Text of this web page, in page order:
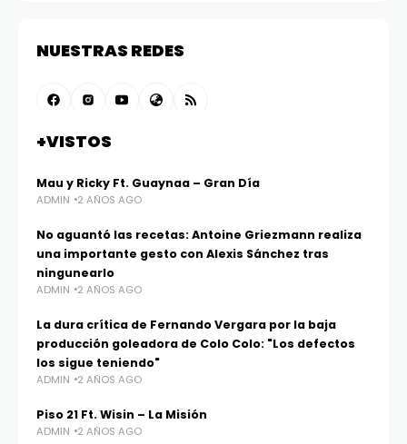
NUESTRAS REDES
+VISTOS
Mau y Ricky Ft. Guaynaa – Gran Día
ADMIN 2 AÑOS AGO
No aguantó las recetas: Antoine Griezmann realiza
una importante gesto con Alexis Sánchez tras
ningunearlo
ADMIN 2 AÑOS AGO
La dura crítica de Fernando Vergara por la baja
producción goleadora de Colo Colo: "Los defectos
los sigue teniendo"
ADMIN 2 AÑOS AGO
Piso 21 Ft. Wisin – La Misión
ADMIN 2 AÑOS AGO